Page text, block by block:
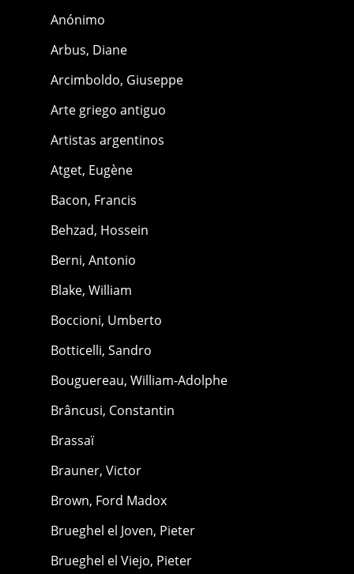
Anónimo
Arbus, Diane
Arcimboldo, Giuseppe
Arte griego antiguo
Artistas argentinos
Atget, Eugène
Bacon, Francis
Behzad, Hossein
Berni, Antonio
Blake, William
Boccioni, Umberto
Botticelli, Sandro
Bouguereau, William-Adolphe
Brâncusi, Constantin
Brassaï
Brauner, Victor
Brown, Ford Madox
Brueghel el Joven, Pieter
Brueghel el Viejo, Pieter